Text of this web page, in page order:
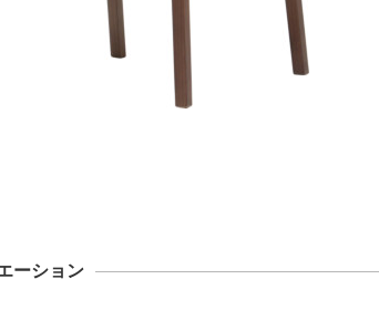
ーション